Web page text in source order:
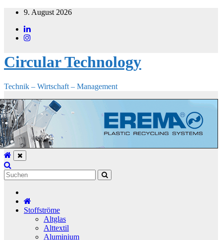
Zum
springen
9. August 2026
Circular Technology
Technik – Wirtschaft – Management
Stoffströme
Altglas
Alttextil
Aluminium